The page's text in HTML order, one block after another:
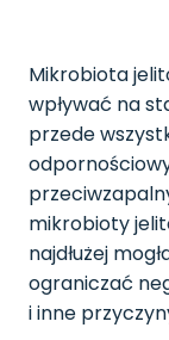
Mikrobiota
wpływać na
przede
mikrobioty
najdłużej
ograniczać
i inne